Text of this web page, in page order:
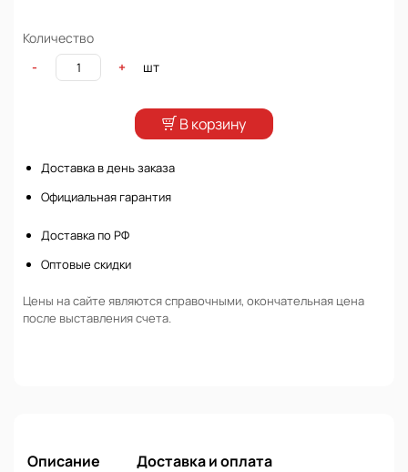
Количество
-
+ шт
В корзину
Доставка в день заказа
Официальная гарантия
Доставка по РФ
Оптовые скидки
Цены на сайте являются справочными, окончательная цена
после выставления счета.
Описание Доставка и оплата